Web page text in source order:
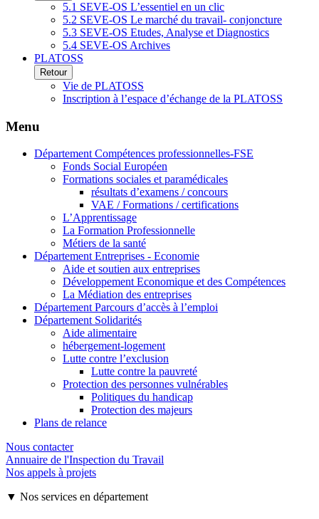
5.1 SEVE-OS L’essentiel en un clic
5.2 SEVE-OS Le marché du travail- conjoncture
5.3 SEVE-OS Etudes, Analyse et Diagnostics
5.4 SEVE-OS Archives
PLATOSS
Retour
Vie de PLATOSS
Inscription à l’espace d’échange de la PLATOSS
Menu
Département Compétences professionnelles-FSE
Fonds Social Européen
Formations sociales et paramédicales
résultats d’examens / concours
VAE / Formations / certifications
L’Apprentissage
La Formation Professionnelle
Métiers de la santé
Département Entreprises - Economie
Aide et soutien aux entreprises
Développement Economique et des Compétences
La Médiation des entreprises
Département Parcours d’accès à l’emploi
Département Solidarités
Aide alimentaire
hébergement-logement
Lutte contre l’exclusion
Lutte contre la pauvreté
Protection des personnes vulnérables
Politiques du handicap
Protection des majeurs
Plans de relance
Nous contacter
Annuaire de l'Inspection du Travail
Nos appels à projets
▼ Nos services en département